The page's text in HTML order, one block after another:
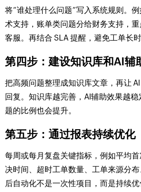
将“谁处理什么问题”写入系统规则。
术支持，账单类问题分给财务支持，
客服。再结合 SLA 提醒，避免工单长时
第四步：建设知识库和AI辅
把高频问题整理成知识库文章，再让
回复。知识库越完善，AI辅助效果越
题的比例也会提升。
第五步：通过报表持续优化
每周或每月复盘关键指标，例如平均
决时间、超时工单数量、工单来源分
后自动化不是一次性项目，而是持续优